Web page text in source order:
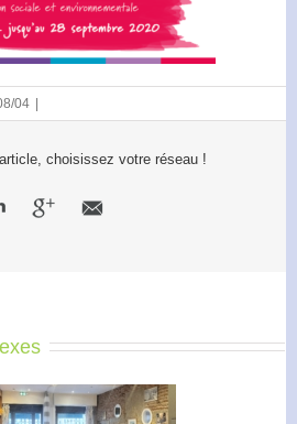
04
choisissez votre réseau !